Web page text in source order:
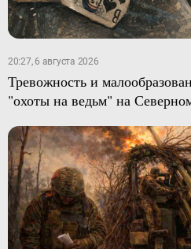
20:27, 6 августа 2026
Тревожность и
"охоты на ведьм" на